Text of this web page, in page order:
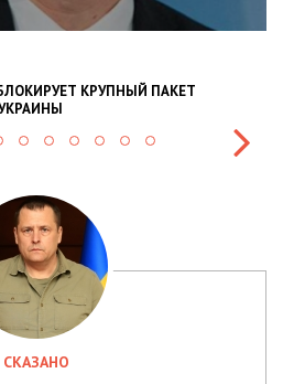
22.01.2024
НАЦПОЛІЦІЯ ЛЯКАЄ
СКАЗАНО